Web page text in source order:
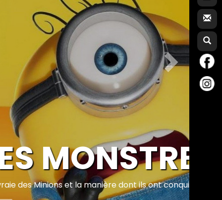
la manière dont ils ont conquis Holly...
Suivant